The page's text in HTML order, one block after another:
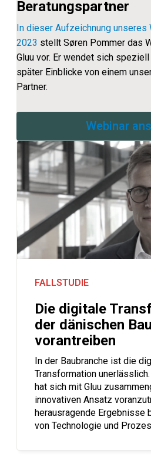
Beratungspartner
In dieser Aufzeichnung unseres
2023 stellt Søren Pommer das
Gluu vor. Er wendet sich
später Einblicke von einem
Partner.
Webinar
FALLSTUDIE
Die digitale
der dänischen
vorantreiben
In der Baubranche ist die
Transformation
hat sich mit Gluu
innovativen Ansatz
herausragende Ergebnisse
von Technologie und